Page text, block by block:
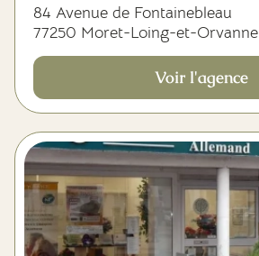
84 Avenue de Fontainebleau
77250 Moret-Loing-et-Orvanne
Voir l'agence